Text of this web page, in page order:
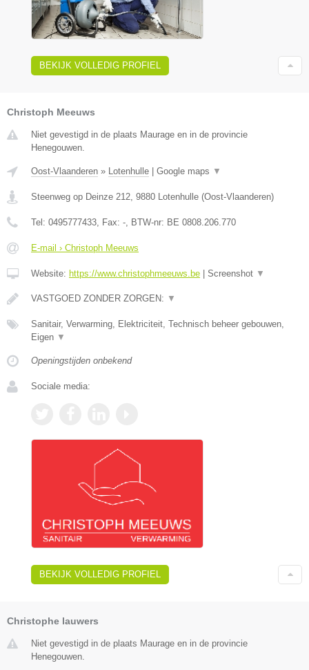
BEKIJK VOLLEDIG PROFIEL
Christoph Meeuws
Niet gevestigd in de plaats Maurage en in de provincie
Henegouwen.
Oost-Vlaanderen » Lotenhulle | Google maps ▼
Steenweg op Deinze 212 9880 Lotenhulle (Oost-Vlaanderen)
Tel: 0495777433 , Fax: - , BTW-nr: BE 0808.206.770
E-mail › Christoph Meeuws
Website: https://www.christophmeeuws.be | Screenshot ▼
VASTGOED ZONDER ZORGEN: ▼
Sanitair, Verwarming, Elektriciteit, Technisch beheer gebouwen,
Eigen ▼
Openingstijden onbekend
Sociale media:
BEKIJK VOLLEDIG PROFIEL
Christophe lauwers
Niet gevestigd in de plaats Maurage en in de provincie
Henegouwen.